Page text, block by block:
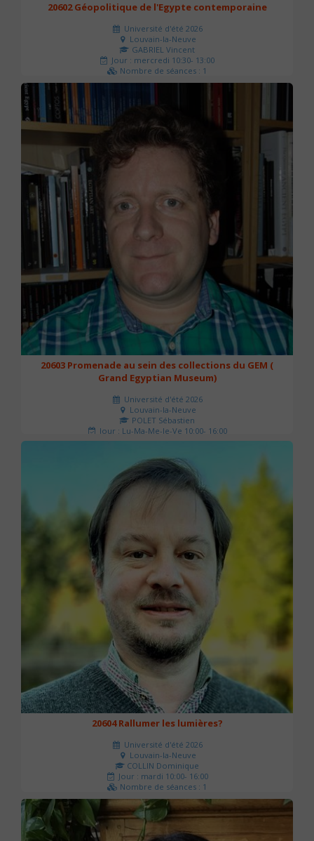
20602 Géopolitique de l'Egypte contemporaine
Université d'été 2026
Louvain-la-Neuve
GABRIEL Vincent
Jour : mercredi 10:30- 13:00
Nombre de séances : 1
21 €
20603 Promenade au sein des collections du GEM (
Grand Egyptian Museum)
Université d'été 2026
Louvain-la-Neuve
POLET Sébastien
Jour : Lu-Ma-Me-Je-Ve 10:00- 16:00
Nombre de séances : 2
20604 Rallumer les lumières?
Université d'été 2026
Louvain-la-Neuve
COLLIN Dominique
Jour : mardi 10:00- 16:00
Nombre de séances : 1
60 €